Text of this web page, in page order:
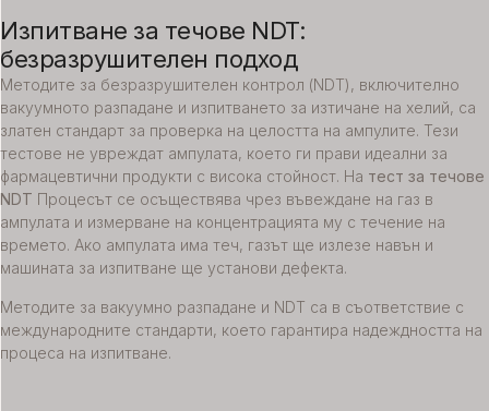
Изпитване за течове NDT:
безразрушителен подход
Методите за безразрушителен контрол (NDT), включително
вакуумното разпадане и изпитването за изтичане на хелий, са
златен стандарт за проверка на целостта на ампулите. Тези
тестове не увреждат ампулата, което ги прави идеални за
фармацевтични продукти с висока стойност. На тест за течове
NDT Процесът се осъществява чрез въвеждане на газ в
ампулата и измерване на концентрацията му с течение на
времето. Ако ампулата има теч, газът ще излезе навън и
машината за изпитване ще установи дефекта.
Методите за вакуумно разпадане и NDT са в съответствие с
международните стандарти, което гарантира надеждността на
процеса на изпитване.